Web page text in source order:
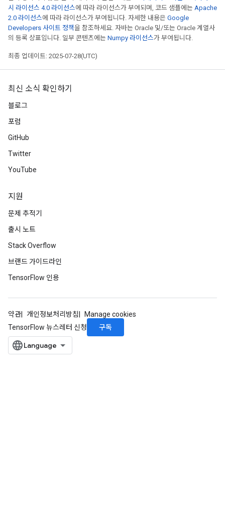
시 라이선스 4.0 라이선스에 따라 라이선스가 부여되며, 코드 샘플에는 Apache
2.0 라이선스에 따라 라이선스가 부여됩니다. 자세한 내용은 Google
Developers 사이트 정책을 참조하세요. 자바는 Oracle 및/또는 Oracle 계열사
의 등록 상표입니다. 일부 콘텐츠에는 Numpy 라이선스가 부여됩니다.
최종 업데이트: 2025-07-28(UTC)
최신 소식 확인하기
블로그
포럼
GitHub
Twitter
YouTube
지원
문제 추적기
출시 노트
Stack Overflow
브랜드 가이드라인
TensorFlow 인용
약관 개인정보처리방침
Manage cookies
TensorFlow 뉴스레터 신청
구독